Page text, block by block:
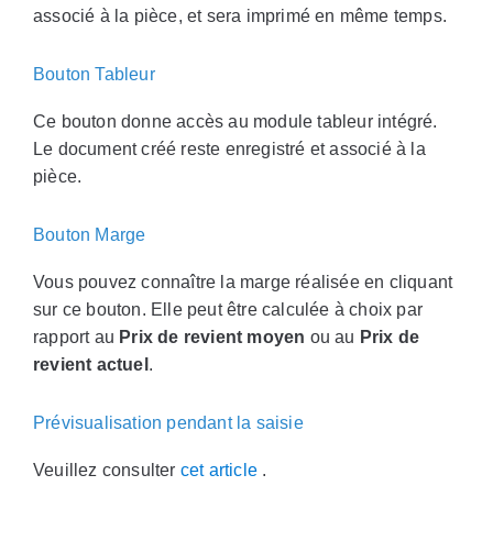
associé à la pièce, et sera imprimé en même temps.
Bouton Tableur
Ce bouton donne accès au module tableur intégré.
Le document créé reste enregistré et associé à la
pièce.
Bouton Marge
Vous pouvez connaître la marge réalisée en cliquant
sur ce bouton. Elle peut être calculée à choix par
rapport au Prix de revient moyen ou au Prix de
revient actuel .
Prévisualisation pendant la saisie
Veuillez consulter cet article.